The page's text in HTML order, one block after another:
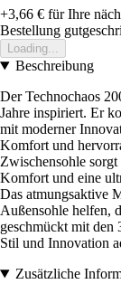
+3,66 € für Ihre
Bestellung
Loading...
Beschreibung
Der Technochaos
Jahre inspiriert. Er
mit moderner
Komfort und
Zwischensohle
Komfort und eine
Das atmungsaktive
Außensohle helfen,
geschmückt mit den
Stil und Innovation
Zusätzliche